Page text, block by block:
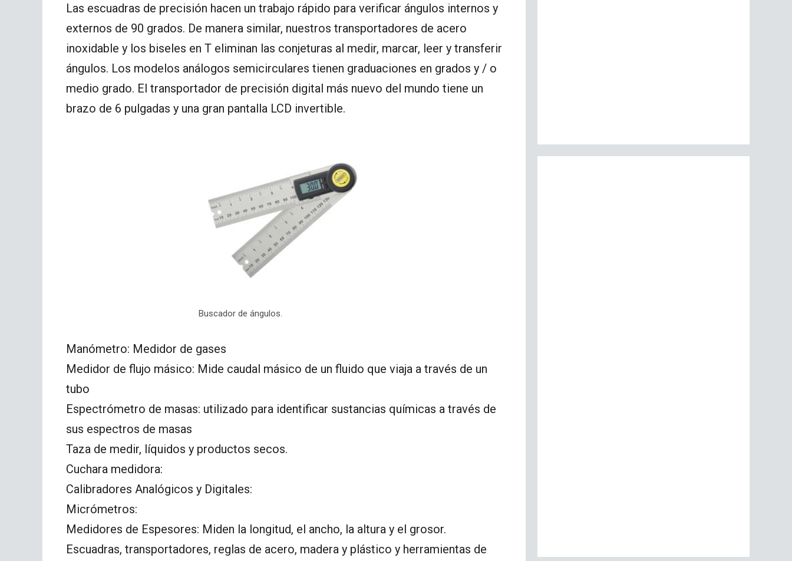
Las escuadras de precisión hacen un trabajo rápido para verificar ángulos internos y
externos de 90 grados. De manera similar, nuestros transportadores de acero
inoxidable y los biseles en T eliminan las conjeturas al medir, marcar, leer y transferir
ángulos. Los modelos análogos semicirculares tienen graduaciones en grados y / o
medio grado. El transportador de precisión digital más nuevo del mundo tiene un
brazo de 6 pulgadas y una gran pantalla LCD invertible.
Buscador de ángulos.
Manómetro: Medidor de gases
Medidor de flujo másico: Mide caudal másico de un fluido que viaja a través de un
tubo
Espectrómetro de masas: utilizado para identificar sustancias químicas a través de
sus espectros de masas
Taza de medir, líquidos y productos secos.
Cuchara medidora:
Calibradores Analógicos y Digitales:
Micrómetros:
Medidores de Espesores: Miden la longitud, el ancho, la altura y el grosor.
Escuadras, transportadores, reglas de acero, madera y plástico y herramientas de